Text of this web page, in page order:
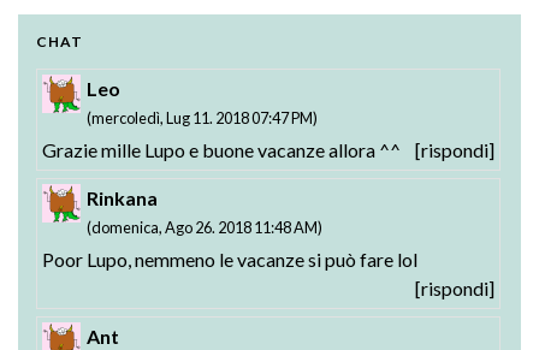
CHAT
Leo
(mercoledì, Lug 11. 2018 07:47 PM)
Grazie mille Lupo e buone vacanze allora ^^ [rispondi]
Rinkana
(domenica, Ago 26. 2018 11:48 AM)
Poor Lupo, nemmeno le vacanze si può fare lol
[rispondi]
Ant